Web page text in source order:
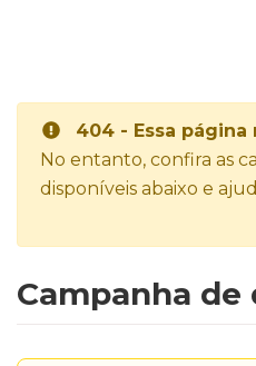
404 - Essa página
No entanto, confira as
disponíveis abaixo e
Campanha de